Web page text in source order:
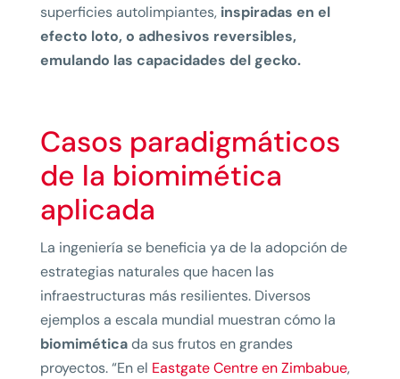
superficies autolimpiantes, inspiradas en el
efecto loto, o adhesivos reversibles,
emulando las capacidades del gecko.
Casos paradigmáticos
de la biomimética
aplicada
La ingeniería se beneficia ya de la adopción de
estrategias naturales que hacen las
infraestructuras más resilientes. Diversos
ejemplos a escala mundial muestran cómo la
biomiméticada sus frutos en grandes
proyectos. “En el Eastgate Centre en Zimbabue,